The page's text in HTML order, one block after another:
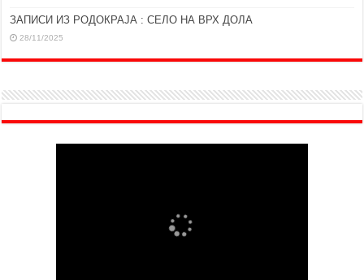
ЗАПИСИ ИЗ РОДОКРАЈА : СЕЛО НА ВРХ ДОЛА
28/11/2025